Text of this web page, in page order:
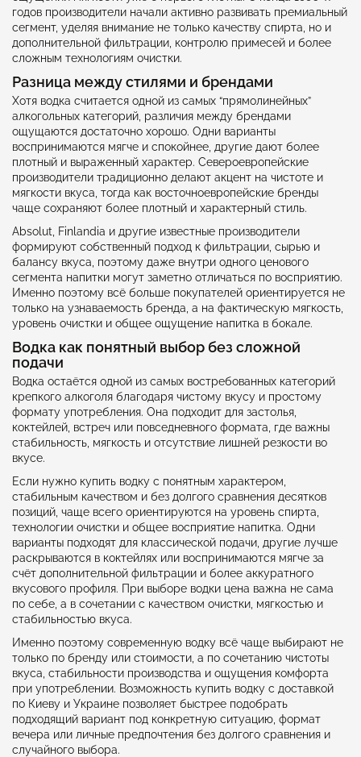
годов производители начали активно развивать премиальный
сегмент, уделяя внимание не только качеству спирта, но и
дополнительной фильтрации, контролю примесей и более
сложным технологиям очистки.
Разница между стилями и брендами
Хотя водка считается одной из самых “прямолинейных”
алкогольных категорий, различия между брендами
ощущаются достаточно хорошо. Одни варианты
воспринимаются мягче и спокойнее, другие дают более
плотный и выраженный характер. Североевропейские
производители традиционно делают акцент на чистоте и
мягкости вкуса, тогда как восточноевропейские бренды
чаще сохраняют более плотный и характерный стиль.
Absolut, Finlandia и другие известные производители
формируют собственный подход к фильтрации, сырью и
балансу вкуса, поэтому даже внутри одного ценового
сегмента напитки могут заметно отличаться по восприятию.
Именно поэтому всё больше покупателей ориентируется не
только на узнаваемость бренда, а на фактическую мягкость,
уровень очистки и общее ощущение напитка в бокале.
Водка как понятный выбор без сложной
подачи
Водка остаётся одной из самых востребованных категорий
крепкого алкоголя благодаря чистому вкусу и простому
формату употребления. Она подходит для застолья,
коктейлей, встреч или повседневного формата, где важны
стабильность, мягкость и отсутствие лишней резкости во
вкусе.
Если нужно купить водку с понятным характером,
стабильным качеством и без долгого сравнения десятков
позиций, чаще всего ориентируются на уровень спирта,
технологии очистки и общее восприятие напитка. Одни
варианты подходят для классической подачи, другие лучше
раскрываются в коктейлях или воспринимаются мягче за
счёт дополнительной фильтрации и более аккуратного
вкусового профиля. При выборе водки цена важна не сама
по себе, а в сочетании с качеством очистки, мягкостью и
стабильностью вкуса.
Именно поэтому современную водку всё чаще выбирают не
только по бренду или стоимости, а по сочетанию чистоты
вкуса, стабильности производства и ощущения комфорта
при употреблении. Возможность купить водку с доставкой
по Киеву и Украине позволяет быстрее подобрать
подходящий вариант под конкретную ситуацию, формат
вечера или личные предпочтения без долгого сравнения и
случайного выбора.